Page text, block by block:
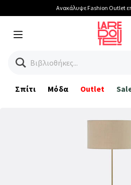
Ανακάλυψε Fashion Outlet
Menu
Βιβλιοθήκες...
Σπίτι Μόδα Outlet